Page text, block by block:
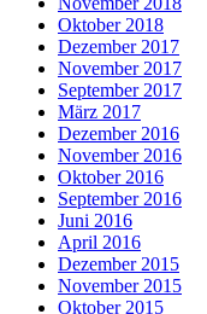
Oktober 2018
Dezember 2017
November 2017
September 2017
März 2017
Dezember 2016
November 2016
Oktober 2016
September 2016
Juni 2016
April 2016
Dezember 2015
November 2015
Oktober 2015